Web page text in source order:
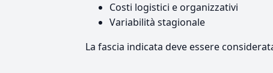
Costi logistici e organizzativi
Variabilità stagionale
La fascia indicata deve essere